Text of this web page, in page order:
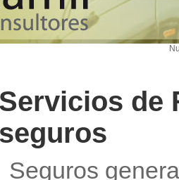
Servicios de
seguros
Seguros